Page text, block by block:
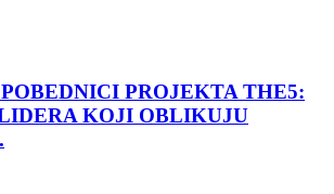
PROJEKTA THE5:
KOJI OBLIKUJU